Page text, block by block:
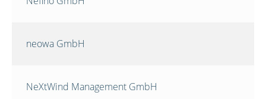
neowa GmbH
NeXtWind Management GmbH